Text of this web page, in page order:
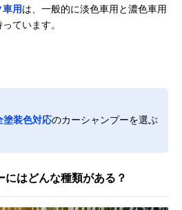
車用は、一般的に淡色車用と濃色車用
ています。
塗装色対応のカーシャンプーを選ぶ
にはどんな種類がある？